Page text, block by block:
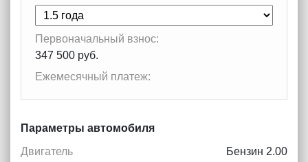
Первоначальный взнос:
347 500 руб.
Ежемесячный платеж:
Параметры автомобиля
Двигатель
Бензин 2.00